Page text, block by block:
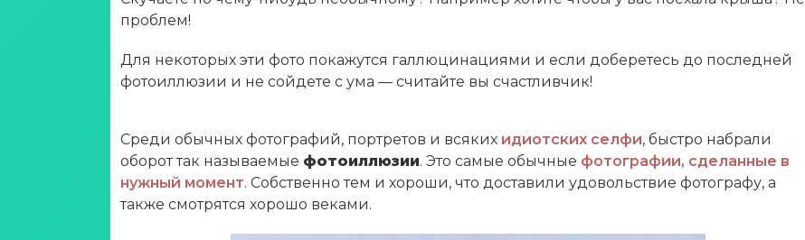
проблем!
Для некоторых эти фото покажутся галлюцинациями и если доберетесь до последней
фотоиллюзии и не сойдете с ума — считайте вы счастливчик!
Среди обычных фотографий, портретов и всяких идиотских селфи, быстро набрали
оборот так называемые фотоиллюзии. Это самые обычные фотографии, сделанные в
нужный момент. Собственно тем и хороши, что доставили удовольствие фотографу, а
также смотрятся хорошо веками.